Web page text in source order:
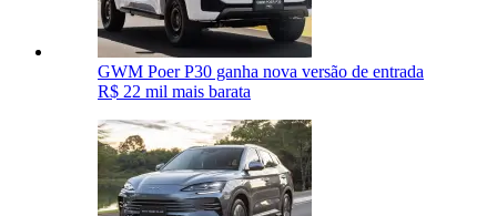
GWM Poer P30 ganha nova versão de entrada
R$ 22 mil mais barata